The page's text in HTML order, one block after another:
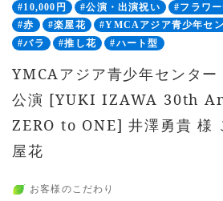
#10,000円 #公演・出演祝い
#フラワ
#赤
#楽屋花 #YMCAアジア青少年セ
#バラ
#推し花 #ハート型
YMCAアジア青少年センタ
公演 [YUKI IZAWA 30th
ZERO to ONE] 井澤勇貴 様
屋花
お客様のこだわり